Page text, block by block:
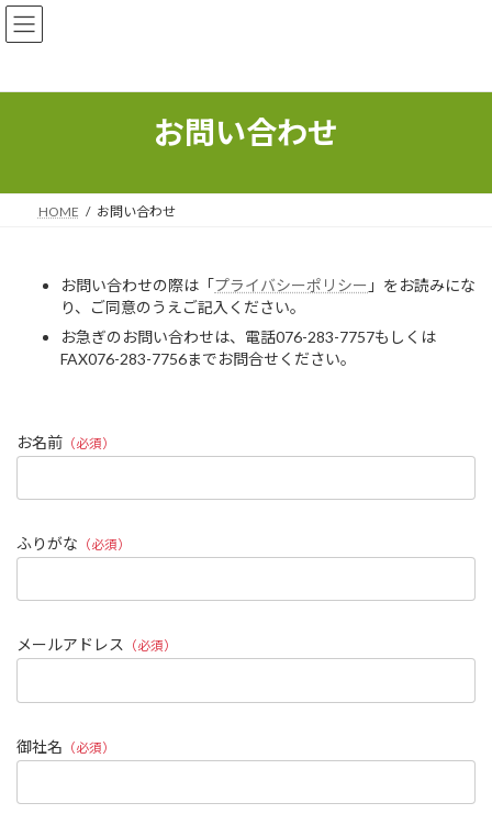
コ
ン
ツ
ナ
ビ
シ
お問い合わせ
HOME お問い合わせ
お問い合わせの際は「プライバシーポリシー 」をお読みにな
り、ご同意のうえご記入ください。
お急ぎのお問い合わせは、電話076-283-7757もしくは
FAX076-283-7756までお問合せください。
お名前 （必須）
ふりがな （必須）
メールアドレス （必須）
御社名 （必須）